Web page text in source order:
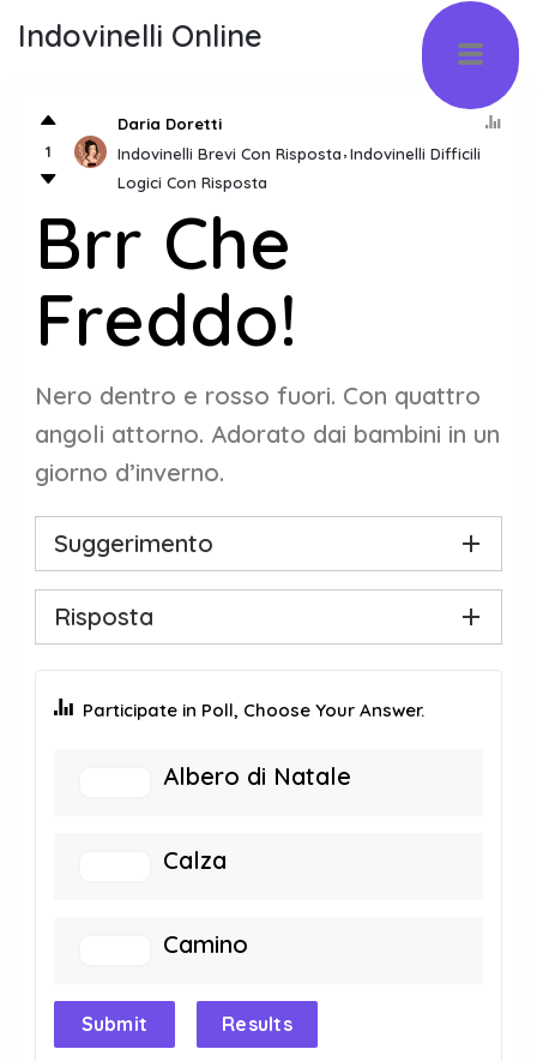
Indovinelli Online
1
Daria Doretti
Indovinelli Brevi Con Risposta Indovinelli Difficili
Logici Con Risposta
Brr Che
Freddo!
Nero dentro e rosso fuori. Con quattro
angoli attorno. Adorato dai bambini in un
giorno d’inverno.
Suggerimento
Risposta
Participate in Poll, Choose Your Answer.
Albero di Natale
Calza
Camino
Submit Results